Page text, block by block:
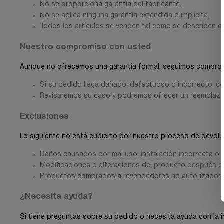
No se proporciona garantía del fabricante.
No se aplica ninguna garantía extendida o implícita.
Todos los artículos se venden tal como se describen
Nuestro compromiso con usted
Aunque no ofrecemos una garantía formal, seguimos
Si su pedido llega dañado, defectuoso o incorrecto,
Revisaremos su caso y podremos ofrecer un
Exclusiones
Lo siguiente no está cubierto por nuestro proceso de
Daños causados por mal uso, instalación incorrecta o
Modificaciones o alteraciones del producto después
Productos comprados a revendedores no autorizados
¿Necesita ayuda?
Si tiene preguntas sobre su pedido o necesita ayuda con